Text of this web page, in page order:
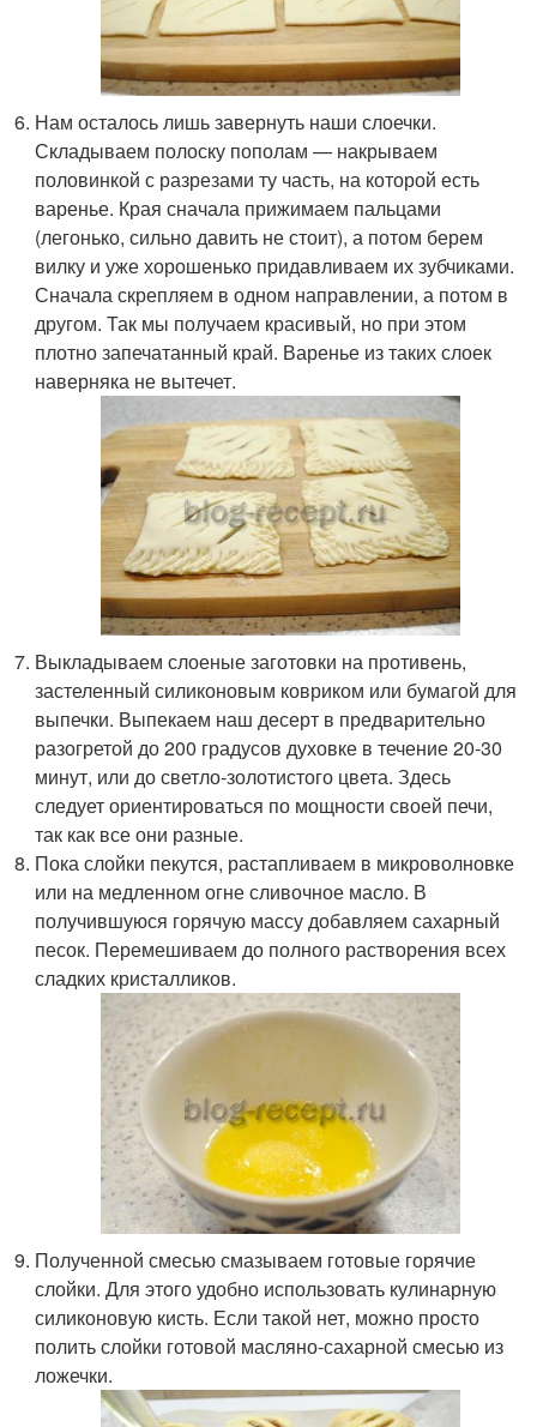
Нам осталось лишь завернуть наши слоечки.
Складываем полоску пополам — накрываем
половинкой с разрезами ту часть, на которой есть
варенье. Края сначала прижимаем пальцами
(легонько, сильно давить не стоит), а потом берем
вилку и уже хорошенько придавливаем их зубчиками.
Сначала скрепляем в одном направлении, а потом в
другом. Так мы получаем красивый, но при этом
плотно запечатанный край. Варенье из таких слоек
наверняка не вытечет.
Выкладываем слоеные заготовки на противень,
застеленный силиконовым ковриком или бумагой для
выпечки. Выпекаем наш десерт в предварительно
разогретой до 200 градусов духовке в течение 20-30
минут, или до светло-золотистого цвета. Здесь
следует ориентироваться по мощности своей печи,
так как все они разные.
Пока слойки пекутся, растапливаем в микроволновке
или на медленном огне сливочное масло. В
получившуюся горячую массу добавляем сахарный
песок. Перемешиваем до полного растворения всех
сладких кристалликов.
Полученной смесью смазываем готовые горячие
слойки. Для этого удобно использовать кулинарную
силиконовую кисть. Если такой нет, можно просто
полить слойки готовой масляно-сахарной смесью из
ложечки.